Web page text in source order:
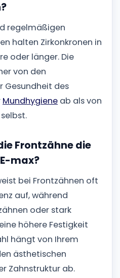
regelmäßigen
halten Zirkonkronen in
oder länger. Die
von den
Gesundheit des
Mundhygiene ab als von
Frontzähne die
max?
bei Frontzähnen oft
auf, während
oder stark
höhere Festigkeit
hängt von Ihrem
ästhetischen
Zahnstruktur ab.